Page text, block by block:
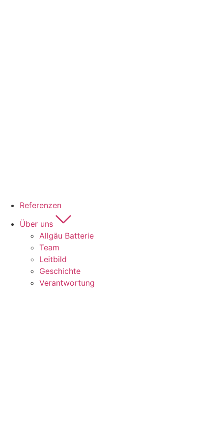
Referenzen
Über uns
Allgäu Batterie
Team
Leitbild
Geschichte
Verantwortung